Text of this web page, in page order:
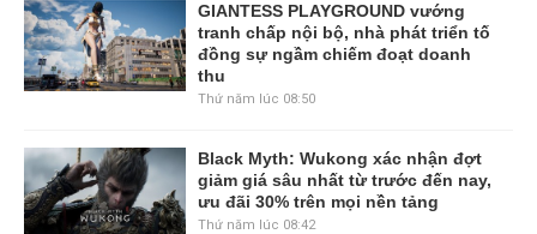
GIANTESS PLAYGROUND vướng
tranh chấp nội bộ, nhà phát triển tố
đồng sự ngầm chiếm đoạt doanh
thu
Thứ năm lúc 08:50
Black Myth: Wukong xác nhận đợt
giảm giá sâu nhất từ trước đến nay,
ưu đãi 30% trên mọi nền tảng
Thứ năm lúc 08:42